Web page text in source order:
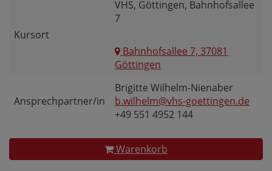
Kursort
VHS, Göttingen, Bahnhofsallee
7
Bahnhofsallee 7, 37081
Göttingen
Ansprechpartner/in
Brigitte Wilhelm-Nienaber
b.wilhelm@vhs-goettingen.de
+49 551 4952 144
Warenkorb